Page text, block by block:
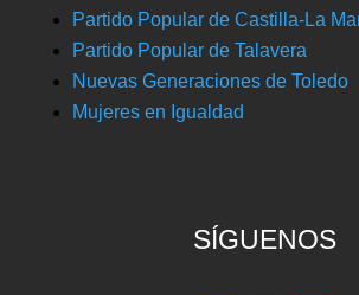
Partido Popular de Castilla-La
Partido Popular de Talavera
Nuevas Generaciones de Toledo
Mujeres en Igualdad
SÍGUENOS